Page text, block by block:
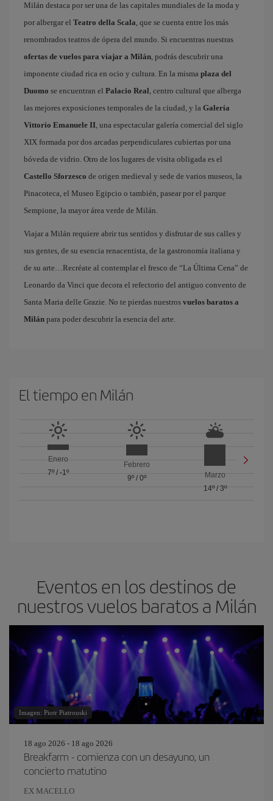
Milán destaca por ser una de las capitales mundiales de la moda y
por albergar el Teatro della Scala, que se cuenta entre los más
renombrados teatros de ópera del mundo. Si encuentras nuestras
ofertas de vuelos para viajar a Milán, podrás descubrir una
imponente ciudad rica en ocio y cultura. En la misma plaza del
Duomo se encuentran el Palacio Real, centro cultural que alberga
las mejores exposiciones temporales de la ciudad, y la Galería
Vittorio Emanuele II, una espectacular galería comercial del siglo
XIX formada por dos arcadas perpendiculares cubiertas por una
bóveda de vidrio. Otro de los lugares de visita obligada es el
Castello Sforzesco de origen medieval y sede de varios museos, la
Pinacoteca, el Museo Egipcio o también, pasear por el parque
Sempione, la mayor área verde de Milán.
Viajar a Milán requiere abrir tus sentidos y disfrutar de sus calles y
sus gentes, de su esencia renacentista, de la gastronomía italiana y
de su arte…Recréate al contemplar el fresco de “La Última Cena” de
Leonardo da Vinci que decora el refectorio del antiguo convento de
Santa Maria delle Grazie. No te pierdas nuestros vuelos baratos a
Milán para poder descubrir la esencia del arte.
El tiempo en Milán
Enero
7º/ -1º
Febrero
9º/ 0º
Marzo
14º/ 3º
Eventos en los destinos de
nuestros vuelos baratos a Milán
Imagen: Piotr Piatrouski
18 ago 2026 - 18 ago 2026
Breakfarm - comienza con un desayuno, un
concierto matutino
EX MACELLO